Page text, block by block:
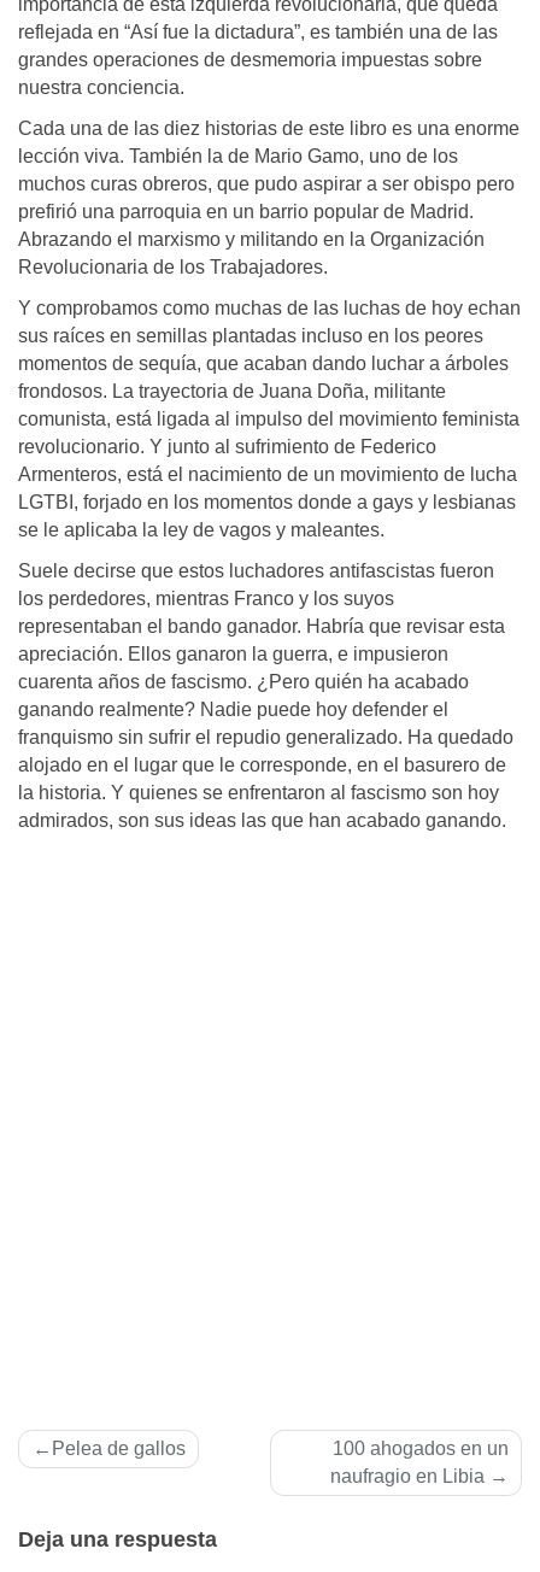
importancia de esta izquierda revolucionaria, que queda
reflejada en “Así fue la dictadura”, es también una de las
grandes operaciones de desmemoria impuestas sobre
nuestra conciencia.
Cada una de las diez historias de este libro es una enorme
lección viva. También la de Mario Gamo, uno de los
muchos curas obreros, que pudo aspirar a ser obispo pero
prefirió una parroquia en un barrio popular de Madrid.
Abrazando el marxismo y militando en la Organización
Revolucionaria de los Trabajadores.
Y comprobamos como muchas de las luchas de hoy echan
sus raíces en semillas plantadas incluso en los peores
momentos de sequía, que acaban dando luchar a árboles
frondosos. La trayectoria de Juana Doña, militante
comunista, está ligada al impulso del movimiento feminista
revolucionario. Y junto al sufrimiento de Federico
Armenteros, está el nacimiento de un movimiento de lucha
LGTBI, forjado en los momentos donde a gays y lesbianas
se le aplicaba la ley de vagos y maleantes.
Suele decirse que estos luchadores antifascistas fueron
los perdedores, mientras Franco y los suyos
representaban el bando ganador. Habría que revisar esta
apreciación. Ellos ganaron la guerra, e impusieron
cuarenta años de fascismo. ¿Pero quién ha acabado
ganando realmente? Nadie puede hoy defender el
franquismo sin sufrir el repudio generalizado. Ha quedado
alojado en el lugar que le corresponde, en el basurero de
la historia. Y quienes se enfrentaron al fascismo son hoy
admirados, son sus ideas las que han acabado ganando.
Navegación
Pelea de gallos
100 ahogados en un
naufragio en Libia
Deja una respuesta